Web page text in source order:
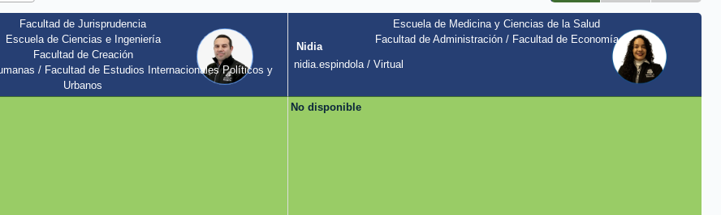
Facultad de Jurisprudencia
Escuela de Ciencias e Ingeniería
Facultad de Creación
/ Facultad de Estudios Internacionales Políticos y
Urbanos
Nidia
nidia.espindola / Virtual
Escuela de Medicina y Ciencias de la Salud
Facultad de Administración / Facultad de Economía
No disponible